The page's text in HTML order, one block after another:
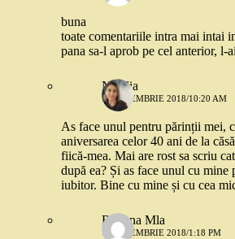
buna
toate comentariile intra mai intai
pana sa-l aprob pe cel anterior, l-
Natalia
13 NOIEMBRIE 2018/10:20 AM
As face unul pentru părinții mei,
aniversarea celor 40 ani de la
fiică-mea. Mai are rost sa scriu
după ea? Și as face unul cu mine
iubitor. Bine cu mine și cu cea
Roxana Mla
13 NOIEMBRIE 2018/1:18 PM